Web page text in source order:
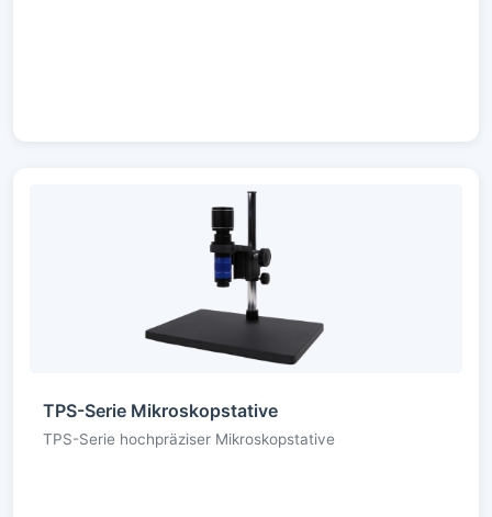
TPS-Serie Mikroskopstative
TPS-Serie hochpräziser Mikroskopstative